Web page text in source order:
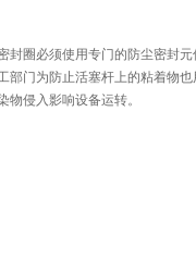
封圈必须使用专门的防尘密封
部门为防止活塞杆上的粘着物
侵入影响设备运转。